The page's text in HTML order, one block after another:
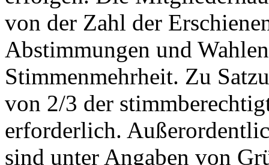
von der Zahl der
Abstimmungen und
Stimmenmehrheit. Zu
von 2/3 der
erforderlich.
sind unter Angaben von